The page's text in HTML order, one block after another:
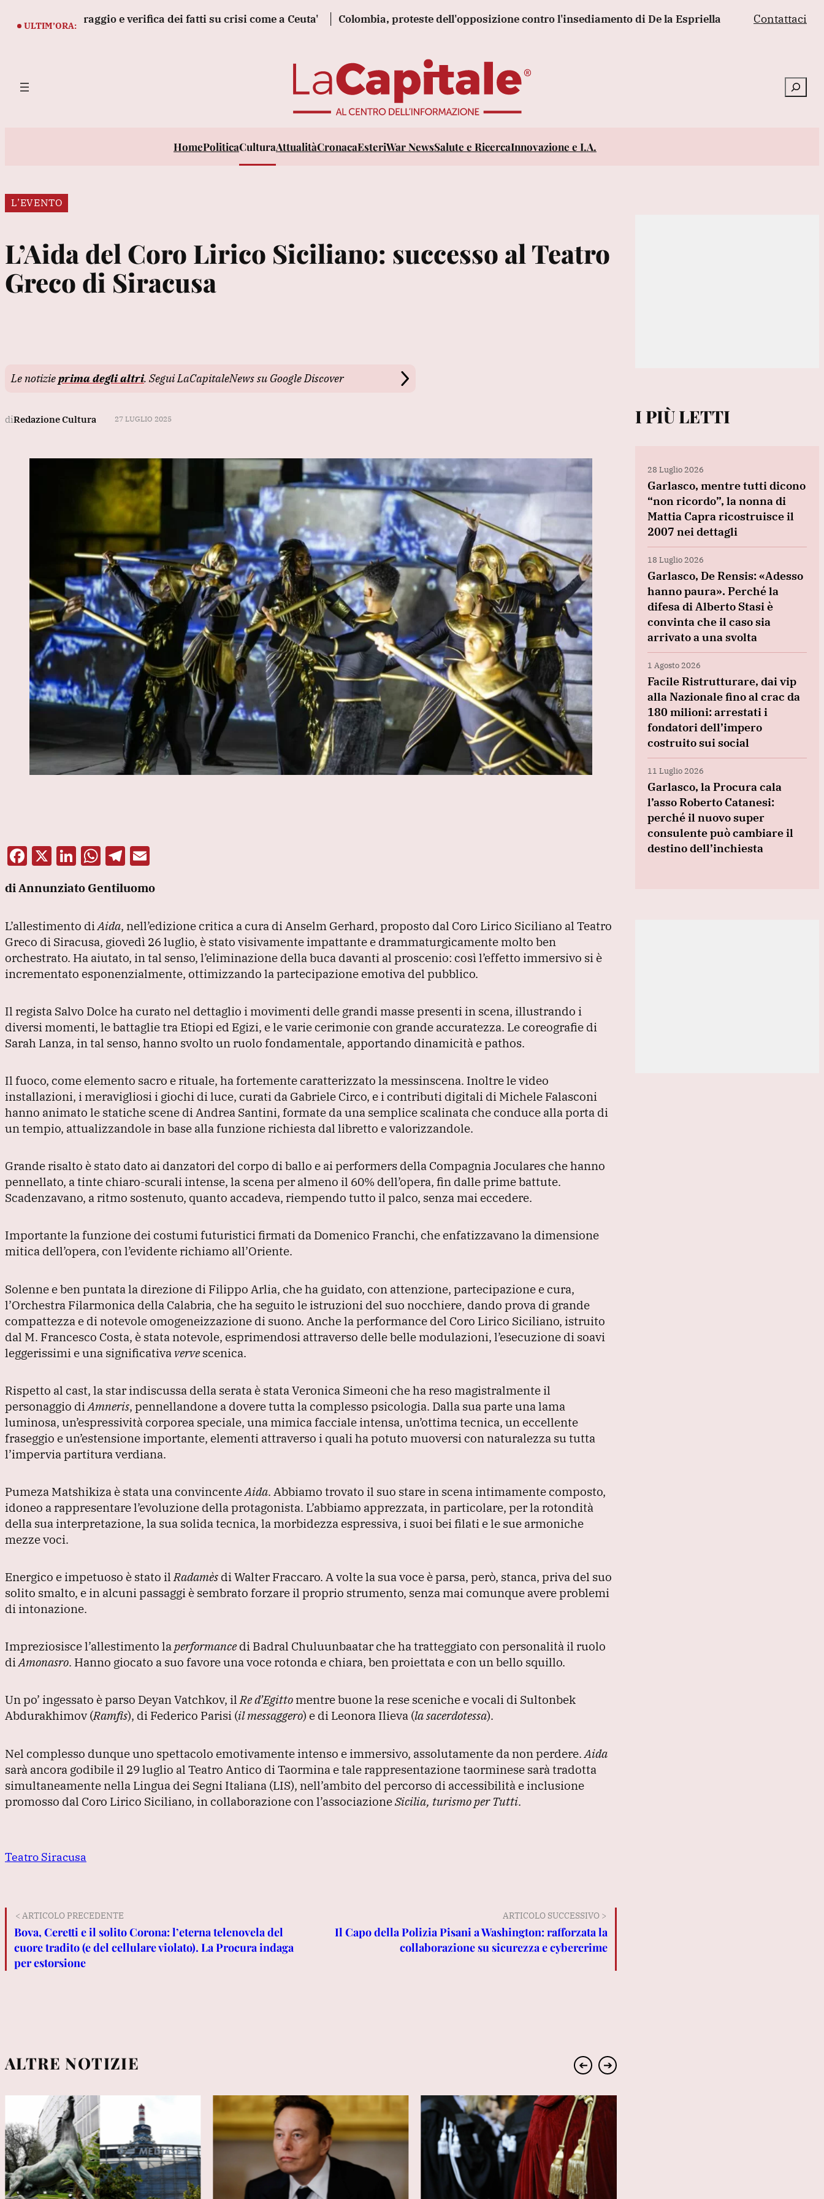
ULTIM’ORA:
monitoraggio e verifica dei fatti su crisi come a Ceuta' Colombia, proteste dell'opposizione contro l'insediamento di De la Espriella Madrid, 'controlli alle
Contattaci
Cerca
HomePoliticaCulturaAttualitàCronacaEsteriWar NewsSalute e RicercaInnovazione e I.A.
L’EVENTO
L’Aida del Coro Lirico Siciliano: successo al Teatro
Greco di Siracusa
Le notizieprima degli altri. Segui LaCapitaleNews su Google Discover
diRedazione Cultura 27 LUGLIO 2025
F
c
b
o
o
X Li
k
dI
n
W
at
s
A
p
p
T
e
gr
a
m
ai
di Annunziato Gentiluomo
L’allestimento di Aida, nell’edizione critica a cura di Anselm Gerhard, proposto dal Coro Lirico Siciliano al Teatro
Greco di Siracusa, giovedì 26 luglio, è stato visivamente impattante e drammaturgicamente molto ben
orchestrato. Ha aiutato, in tal senso, l’eliminazione della buca davanti al proscenio: così l’effetto immersivo si è
incrementato esponenzialmente, ottimizzando la partecipazione emotiva del pubblico.
Il regista Salvo Dolce ha curato nel dettaglio i movimenti delle grandi masse presenti in scena, illustrando i
diversi momenti, le battaglie tra Etiopi ed Egizi, e le varie cerimonie con grande accuratezza. Le coreografie di
Sarah Lanza, in tal senso, hanno svolto un ruolo fondamentale, apportando dinamicità e pathos.
Il fuoco, come elemento sacro e rituale, ha fortemente caratterizzato la messinscena. Inoltre le video
installazioni, i meravigliosi i giochi di luce, curati da Gabriele Circo, e i contributi digitali di Michele Falasconi
hanno animato le statiche scene di Andrea Santini, formate da una semplice scalinata che conduce alla porta di
un tempio, attualizzandole in base alla funzione richiesta dal libretto e valorizzandole.
Grande risalto è stato dato ai danzatori del corpo di ballo e ai performers della Compagnia Joculares che hanno
pennellato, a tinte chiaro-scurali intense, la scena per almeno il 60% dell’opera, fin dalle prime battute.
Scadenzavano, a ritmo sostenuto, quanto accadeva, riempendo tutto il palco, senza mai eccedere.
Importante la funzione dei costumi futuristici firmati da Domenico Franchi, che enfatizzavano la dimensione
mitica dell’opera, con l’evidente richiamo all’Oriente.
Solenne e ben puntata la direzione di Filippo Arlia, che ha guidato, con attenzione, partecipazione e cura,
l’Orchestra Filarmonica della Calabria, che ha seguito le istruzioni del suo nocchiere, dando prova di grande
compattezza e di notevole omogeneizzazione di suono. Anche la performance del Coro Lirico Siciliano, istruito
dal M. Francesco Costa, è stata notevole, esprimendosi attraverso delle belle modulazioni, l’esecuzione di soavi
leggerissimi e una significativa verve scenica.
Rispetto al cast, la star indiscussa della serata è stata Veronica Simeoni che ha reso magistralmente il
personaggio di Amneris, pennellandone a dovere tutta la complesso psicologia. Dalla sua parte una lama
luminosa, un’espressività corporea speciale, una mimica facciale intensa, un’ottima tecnica, un eccellente
fraseggio e un’estensione importante, elementi attraverso i quali ha potuto muoversi con naturalezza su tutta
l’impervia partitura verdiana.
Pumeza Matshikiza è stata una convincenteAida. Abbiamo trovato il suo stare in scena intimamente composto,
idoneo a rappresentare l’evoluzione della protagonista. L’abbiamo apprezzata, in particolare, per la rotondità
della sua interpretazione, la sua solida tecnica, la morbidezza espressiva, i suoi bei filati e le sue armoniche
mezze voci.
Energico e impetuoso è stato ilRadamès di Walter Fraccaro. A volte la sua voce è parsa, però, stanca, priva del suo
solito smalto, e in alcuni passaggi è sembrato forzare il proprio strumento, senza mai comunque avere problemi
di intonazione.
Impreziosisce l’allestimento laperformance di Badral Chuluunbaatar che ha tratteggiato con personalità il ruolo
diAmonasro. Hanno giocato a suo favore una voce rotonda e chiara, ben proiettata e con un bello squillo.
Un po’ ingessato è parso Deyan Vatchkov, ilRe d’Egitto mentre buone la rese sceniche e vocali di Sultonbek
Abdurakhimov(Ramfis), di Federico Parisi (il messaggero) e di Leonora Ilieva (la sacerdotessa).
Nel complesso dunque uno spettacolo emotivamente intenso e immersivo, assolutamente da non perdere. Aida
sarà ancora godibile il 29 luglio al Teatro Antico di Taormina e tale rappresentazione taorminese sarà tradotta
simultaneamente nella Lingua dei Segni Italiana (LIS), nell’ambito del percorso di accessibilità e inclusione
promosso dal Coro Lirico Siciliano, in collaborazione con l’associazioneSicilia, turismo per Tutti.
Teatro Siracusa
< ARTICOLO PRECEDENTE
Bova, Ceretti e il solito Corona: l’eterna telenovela del
cuore tradito (e del cellulare violato). La Procura indaga
per estorsione
ARTICOLO SUCCESSIVO >
Il Capo della Polizia Pisani a Washington: rafforzata la
collaborazione su sicurezza e cybercrime
ALTRE NOTIZIE ➔ ➔
I PIÙ LETTI
28 Luglio 2026
Garlasco, mentre tutti dicono
“non ricordo”, la nonna di
Mattia Capra ricostruisce il
2007 nei dettagli
18 Luglio 2026
Garlasco, De Rensis: «Adesso
hanno paura». Perché la
difesa di Alberto Stasi è
convinta che il caso sia
arrivato a una svolta
1 Agosto 2026
Facile Ristrutturare, dai vip
alla Nazionale fino al crac da
180 milioni: arrestati i
fondatori dell’impero
costruito sui social
11 Luglio 2026
Garlasco, la Procura cala
l’asso Roberto Catanesi:
perché il nuovo super
consulente può cambiare il
destino dell’inchiesta